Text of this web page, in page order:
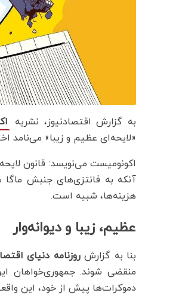
به گزارش اقتصادنیوز، نشریه
«لایحه‌ای عظیم و زیبا»
اکونومیست می‌نویسد: قانون
آنکه به فانتزی‌های جنبش
هزینه‌ها، شبیه است.
عظیم، زیبا و دیوانه‌وار
بنا به گزارشروزنامه دنیای
منقضی شوند. جمهوری‌خواهان
دموکرات‌ها پیش از خود، این